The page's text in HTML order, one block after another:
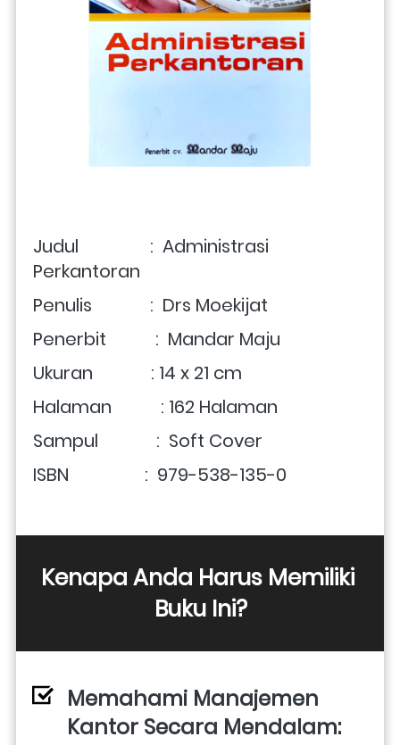
Judul                :  Administrasi
Perkantoran
Penulis             :  Drs Moekijat
Penerbit           :  Mandar Maju
Ukuran             : 14 x 21 cm
Halaman           : 162 Halaman
Sampul             :  Soft Cover
ISBN                 :
  979-538-135-0
Kenapa Anda Harus Memiliki
Buku Ini?
Memahami Manajemen